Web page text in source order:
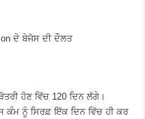
ਦੇ ਬੇਜੋਸ ਦੀ ਦੌਲਤ
ਹੋਣ ਵਿੱਚ 120 ਦਿਨ ਲੱਗੇ।
ਕੰਮ ਨੂੰ ਸਿਰਫ਼ ਇੱਕ ਦਿਨ ਵਿੱਚ ਹੀ ਕਰ